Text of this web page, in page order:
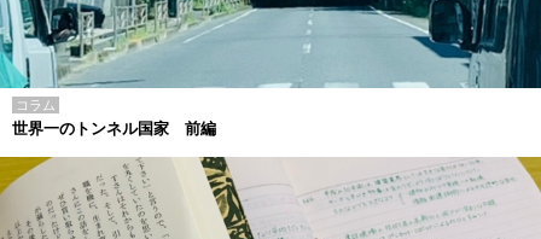
コラム
世界一のトンネル国家 前編